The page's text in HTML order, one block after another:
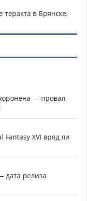
в Брянске,
— провал
Fantasy XVI вряд ли
дата релиза